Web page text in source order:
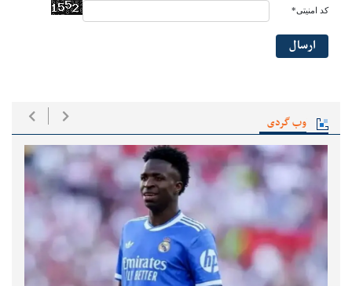
وب گردی
کد امنیتی*
ارسال